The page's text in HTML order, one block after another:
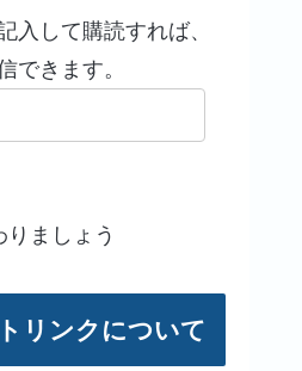
入して購読すれば、
できます。
ましょう
リンクについて